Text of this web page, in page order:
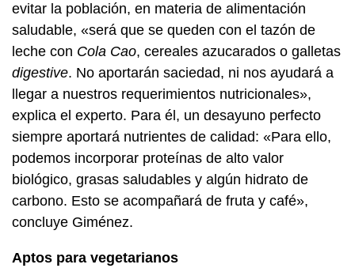
evitar la población, en materia de alimentación
saludable, «será que se queden con el tazón de
leche con Cola Cao, cereales azucarados o galletas
digestive. No aportarán saciedad, ni nos ayudará a
llegar a nuestros requerimientos nutricionales»,
explica el experto. Para él, un desayuno perfecto
siempre aportará nutrientes de calidad: «Para ello,
podemos incorporar proteínas de alto valor
biológico, grasas saludables y algún hidrato de
carbono. Esto se acompañará de fruta y café»,
concluye Giménez.
Aptos para vegetarianos